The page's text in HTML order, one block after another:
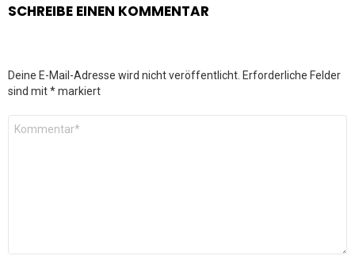
SCHREIBE EINEN KOMMENTAR
Deine E-Mail-Adresse wird nicht veröffentlicht. Erforderliche Felder
sind mit*markiert
Kommentar